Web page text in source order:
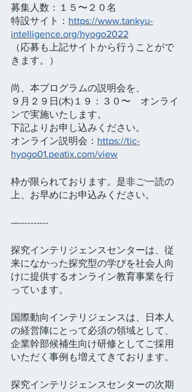
募集人数：１５〜２０名
特設サイト： https://www.tankyu-
intelligence.org/hyogo2022
（応募も上記サイトから行うことがで
きます。）
尚、本プログラムの説明会を、
９月２９日(木)１９：３０〜　オンライ
ンで実施いたします。
下記よりお申し込みください。
オンライン説明会： https://tic-
hyogo01.peatix.com/view
枠が限られております。是非ご一読の
上、お早めにお申込みください。
—----------
探究インテリジェンスセンターは、従
来になかった探究型の学びを社会人向
けに提供するオンライン教育事業を行
っています。
国際動向インテリジェンスは、日本人
の経営陣にとって必須の領域として、
企業幹部候補生向け研修としてご採用
いただく事例も増えてきております。
探究インテリジェンスセンターの次期